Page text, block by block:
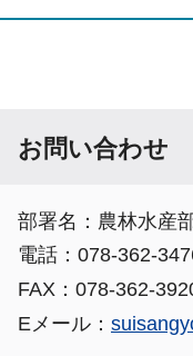
お問い合わせ
部署名：農林水産
電話：078-362-
FAX：078-362-
Eメール：